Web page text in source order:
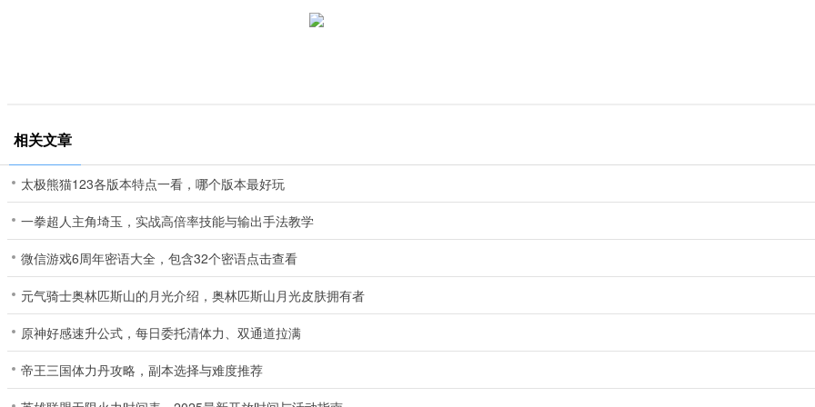
相关文章
太极熊猫123各版本特点一看，哪个版本最好玩
一拳超人主角埼玉，实战高倍率技能与输出手法教学
微信游戏6周年密语大全，包含32个密语点击查看
元气骑士奥林匹斯山的月光介绍，奥林匹斯山月光皮肤拥有者
原神好感速升公式，每日委托清体力、双通道拉满
帝王三国体力丹攻略，副本选择与难度推荐